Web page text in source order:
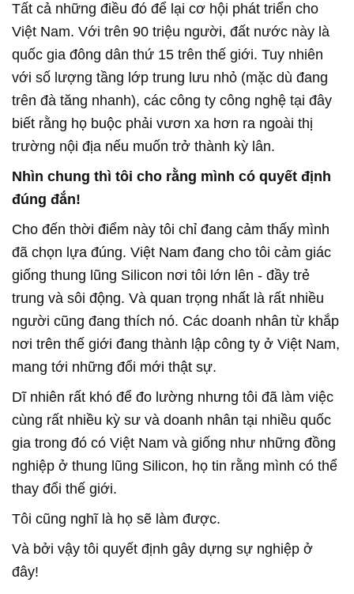
Tất cả những điều đó để lại cơ hội phát triển cho
Việt Nam. Với trên 90 triệu người, đất nước này là
quốc gia đông dân thứ 15 trên thế giới. Tuy nhiên
với số lượng tầng lớp trung lưu nhỏ (mặc dù đang
trên đà tăng nhanh), các công ty công nghệ tại đây
biết rằng họ buộc phải vươn xa hơn ra ngoài thị
trường nội địa nếu muốn trở thành kỳ lân.
Nhìn chung thì tôi cho rằng mình có quyết định
đúng đắn!
Cho đến thời điểm này tôi chỉ đang cảm thấy mình
đã chọn lựa đúng. Việt Nam đang cho tôi cảm giác
giống thung lũng Silicon nơi tôi lớn lên - đầy trẻ
trung và sôi động. Và quan trọng nhất là rất nhiều
người cũng đang thích nó. Các doanh nhân từ khắp
nơi trên thế giới đang thành lập công ty ở Việt Nam,
mang tới những đổi mới thật sự.
Dĩ nhiên rất khó để đo lường nhưng tôi đã làm việc
cùng rất nhiều kỳ sư và doanh nhân tại nhiều quốc
gia trong đó có Việt Nam và giống như những đồng
nghiệp ở thung lũng Silicon, họ tin rằng mình có thể
thay đổi thế giới.
Tôi cũng nghĩ là họ sẽ làm được.
Và bởi vậy tôi quyết định gây dựng sự nghiệp ở
đây!